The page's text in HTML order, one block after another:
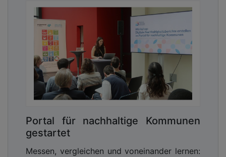
Portal für nachhaltige Kommunen
gestartet
Messen, vergleichen und voneinander lernen: